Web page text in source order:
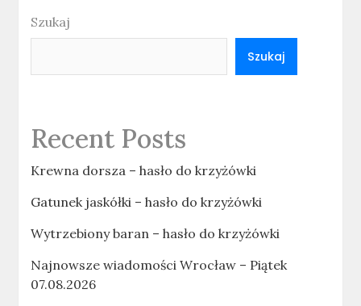
Szukaj
Szukaj
Recent Posts
Krewna dorsza – hasło do krzyżówki
Gatunek jaskółki – hasło do krzyżówki
Wytrzebiony baran – hasło do krzyżówki
Najnowsze wiadomości Wrocław – Piątek
07.08.2026